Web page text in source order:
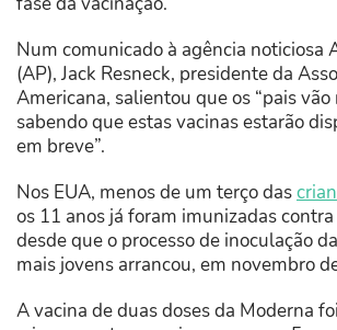
Num comunicado à agência noticiosa
(AP), Jack Resneck, presidente da
Americana, salientou que os “pais
sabendo que estas vacinas estarão
em breve”.
Nos EUA, menos de um terço das
os 11 anos já foram imunizadas
desde que o processo de inoculação
mais jovens arrancou, em novembro
A vacina de duas doses da Moderna